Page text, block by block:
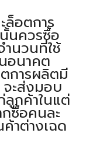
ล็อตการ
นควรซื้อ
นวนที่ใช้
อนาคต
การผลิตมี
ะส่งมอบ
กค้าในแต่
ซื้อคนละ
าต่างเฉด